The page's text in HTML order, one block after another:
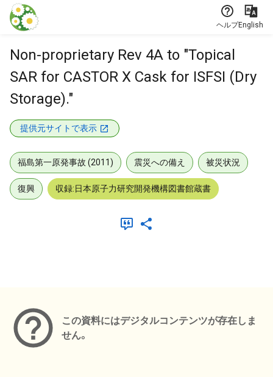
本文に飛ぶ
ヘルプEnglish
Non-proprietary Rev 4A to "Topical
SAR for CASTOR X Cask for ISFSI (Dry
Storage)."
提供元サイトで表示
福島第一原発事故 (2011) 震災への備え 被災状況
復興 収録:日本原子力研究開発機構図書館蔵書
この資料にはデジタルコンテンツが存在しま
せん。